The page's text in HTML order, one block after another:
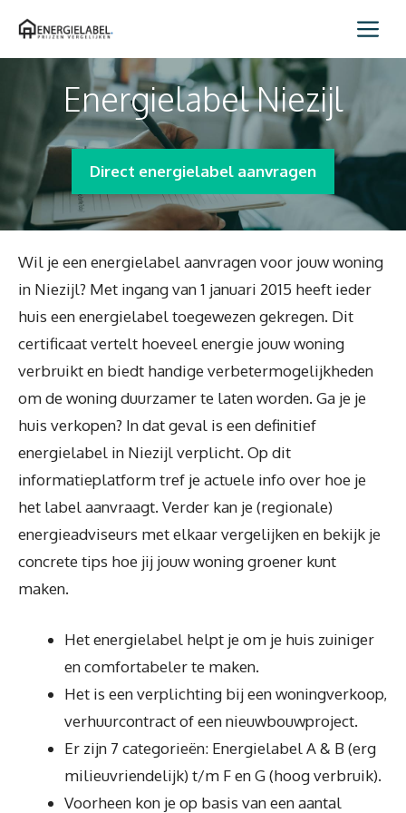
naar
Energielabel Niezijl
Direct energielabel aanvragen
Wil je een energielabel aanvragen voor jouw woning
in Niezijl? Met ingang van 1 januari 2015 heeft ieder
huis een energielabel toegewezen gekregen. Dit
certificaat vertelt hoeveel energie jouw woning
verbruikt en biedt handige verbetermogelijkheden
om de woning duurzamer te laten worden. Ga je je
huis verkopen? In dat geval is een definitief
energielabel in Niezijl verplicht. Op dit
informatieplatform tref je actuele info over hoe je
het label aanvraagt. Verder kan je (regionale)
energieadviseurs met elkaar vergelijken en bekijk je
concrete tips hoe jij jouw woning groener kunt
maken.
Het energielabel helpt je om je huis zuiniger
en comfortabeler te maken.
Het is een verplichting bij een woningverkoop,
verhuurcontract of een nieuwbouwproject.
Er zijn 7 categorieën: Energielabel A & B (erg
milieuvriendelijk) t/m F en G (hoog verbruik).
Voorheen kon je op basis van een aantal